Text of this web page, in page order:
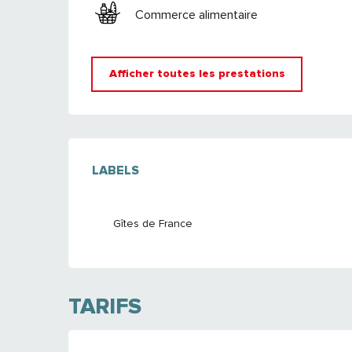
Commerce alimentaire
Afficher toutes les prestations
OFFRES DE
LABELS
LABELS
Gîtes de France
TARIFS